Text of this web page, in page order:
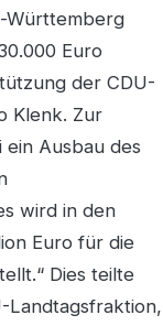
Württemberg
Euro
der CDU-
Klenk. Zur
Ausbau des
wird in den
Euro für die
Dies teilte
Landtagsfraktion,